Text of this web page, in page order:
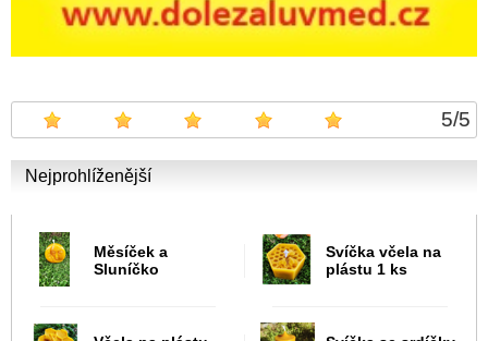
5/5
Nejprohlíženější
Měsíček a
Sluníčko
Svíčka včela na
plástu 1 ks